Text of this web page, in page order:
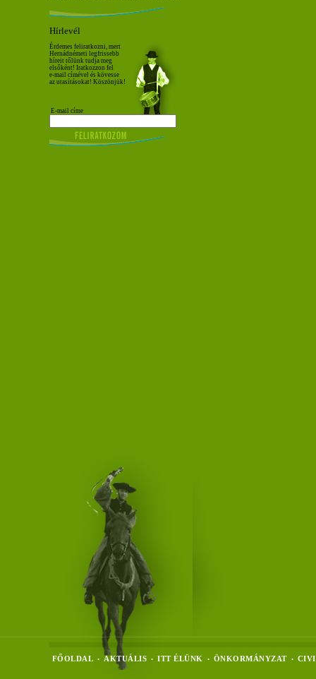
Hírlevél
Érdemes feliratkozni, mert
Hernádnémeti legfrissebb
híreit tőlünk tudja meg
elsőként! Iratkozzon fel
e-mail címével és kövesse
az utasításokat! Köszönjük!
E-mail címe
FŐOLDAL • AKTUÁLIS • ITT ÉLÜNK • ÖNKORMÁNYZAT •